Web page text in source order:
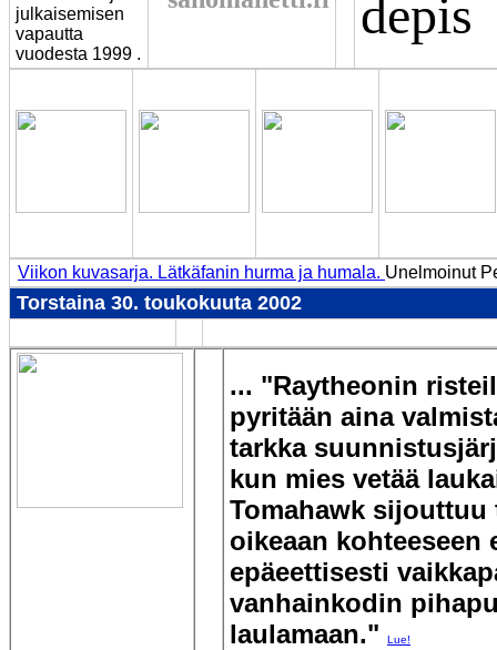
julkaisemisen
vapautta
vuodesta 1999 .
depis
Viikon kuvasarja. Lätkäfanin hurma ja humala. Unelmoinut
Torstaina 30. toukokuuta 2002
... "Raytheonin
pyritään aina
tarkka
kun mies vetää
Tomahawk sijouttuu
oikeaan kohteeseen
epäeettisesti
vanhainkodin
laulamaan."
Lue!